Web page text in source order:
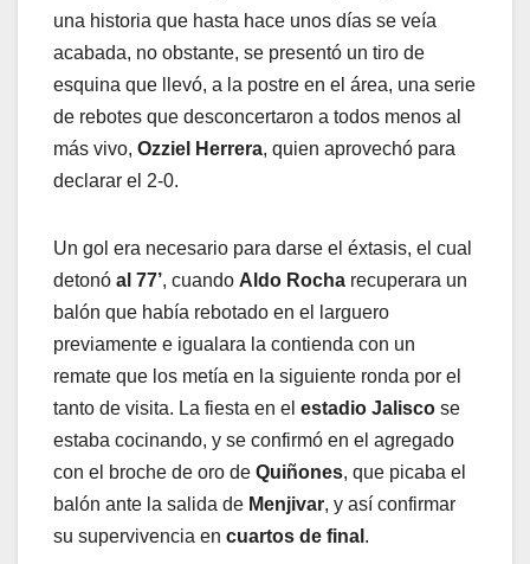
una historia que hasta hace unos días se veía
acabada, no obstante, se presentó un tiro de
esquina que llevó, a la postre en el área, una serie
de rebotes que desconcertaron a todos menos al
más vivo, Ozziel Herrera, quien aprovechó para
declarar el 2-0.
Un gol era necesario para darse el éxtasis, el cual
detonó al 77’, cuando Aldo Rocha recuperara un
balón que había rebotado en el larguero
previamente e igualara la contienda con un
remate que los metía en la siguiente ronda por el
tanto de visita. La fiesta en el estadio Jalisco se
estaba cocinando, y se confirmó en el agregado
con el broche de oro de Quiñones, que picaba el
balón ante la salida de Menjivar, y así confirmar
su supervivencia en cuartos de final .